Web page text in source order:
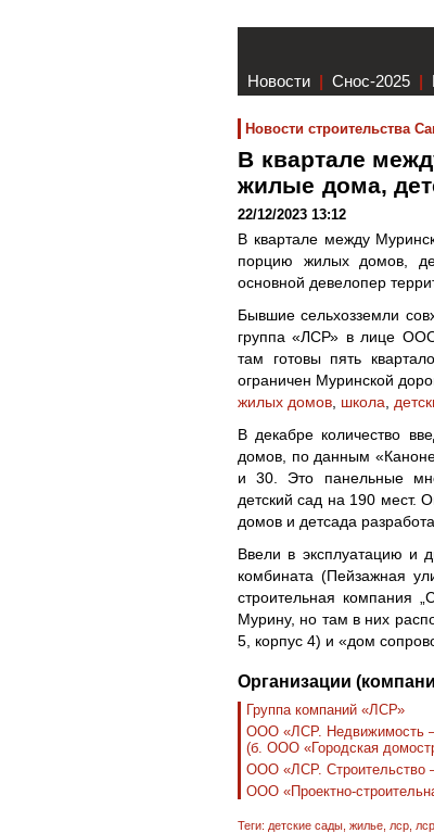
Новости | Снос-2025 |
Новости строительства
В квартале
жилые дома,
22/12/2023 13:12
В квартале между
порцию жилых домов,
основной девелопер
Бывшие сельхозземли
группа «ЛСР» в лице
там готовы пять
ограничен Муринской
жилых домов школа
В декабре количество
домов, по данным
и 30. Это панельные
детский сад на 190 мест.
домов и детсада
Ввели в эксплуатацию и
комбината (Пейзажная
строительная компания
Мурину, но там в них
5, корпус 4) и «дом
Организации
Группа компаний «ЛСР»
ООО «ЛСР. Недвижимость
(б. ООО «Городская
ООО «ЛСР. Строительство
ООО «Проектно-
Теги: детские сады жилье лср